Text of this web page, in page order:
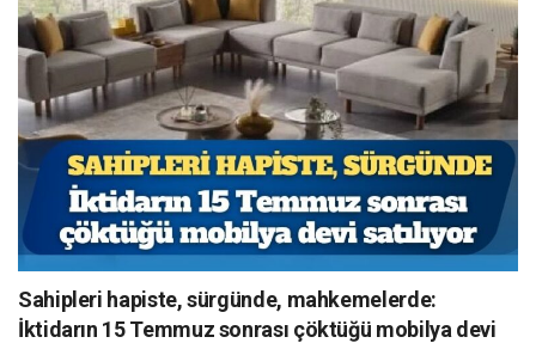
Sahipleri hapiste, sürgünde, mahkemelerde:
İktidarın 15 Temmuz sonrası çöktüğü mobilya devi